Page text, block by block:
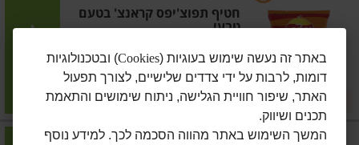
חטיף תפוצ'יפס קראנצ' בטעם
טבעי
מחיר מחירון ₪4.90
₪9.80 ל-100 גרם 5 ב-₪20
הוסיפו
עלית 50 גרם
באתר זה נעשה שימוש בעוגיות (Cookies) ובטכנולוגיות
דומות, לרבות על ידי צדדים שלישיים, לצורך תפעול
האתר, שיפור חוויית הגלישה, ניתוח שימושים והתאמת
תכנים ושיווק.
המשך השימוש באתר מהווה הסכמה לכך. למידע נוסף